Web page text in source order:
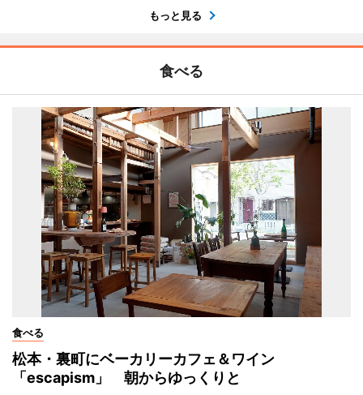
もっと見る
食べる
食べる
松本・裏町にベーカリーカフェ＆ワイン
「escapism」 朝からゆっくりと